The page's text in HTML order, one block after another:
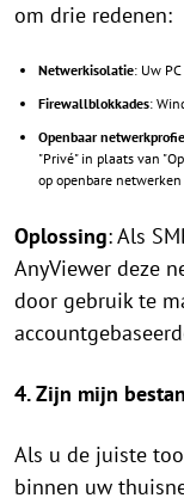
om drie redenen:
Netwerkisolatie: Uw
Firewallblokkades:
Openbaar
"Privé" in plaats van
op openbare
Oplossing: Als
AnyViewer deze
door gebruik te
4. Zijn mijn
Als u de juiste
binnen uw